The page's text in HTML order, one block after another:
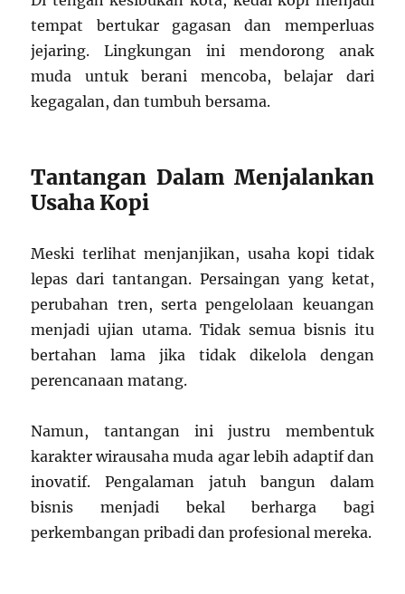
tempat bertukar gagasan dan memperluas
jejaring. Lingkungan ini mendorong anak
muda untuk berani mencoba, belajar dari
kegagalan, dan tumbuh bersama.
Tantangan Dalam Menjalankan
Usaha Kopi
Meski terlihat menjanjikan, usaha kopi tidak
lepas dari tantangan. Persaingan yang ketat,
perubahan tren, serta pengelolaan keuangan
menjadi ujian utama. Tidak semua bisnis itu
bertahan lama jika tidak dikelola dengan
perencanaan matang.
Namun, tantangan ini justru membentuk
karakter wirausaha muda agar lebih adaptif dan
inovatif. Pengalaman jatuh bangun dalam
bisnis menjadi bekal berharga bagi
perkembangan pribadi dan profesional mereka.